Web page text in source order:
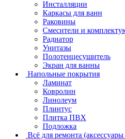
Инсталляции
Каркасы для ванн
Раковины
Смесители и
Радиатор
Унитазы
Полотенцесушитель
Экран для ванны
Напольные покрытия
Ламинат
Ковролин
Линолеум
Плинтус
Плитка ПВХ
Подложка
Всё для ремонта